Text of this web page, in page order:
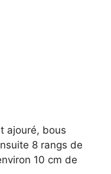
ajouré, bous
8 rangs de
10 cm de